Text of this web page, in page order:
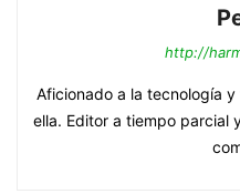
http://
Aficionado a la tecnología
ella. Editor a tiempo parcial